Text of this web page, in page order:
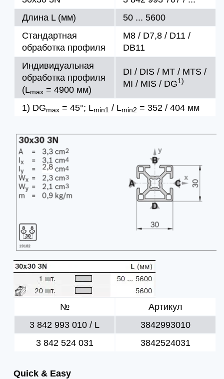
Длина L (мм)
50 ... 5600
Стандартная
обработка профиля
M8 / D7,8 / D11 /
DB11
Индивидуальная
обработка профиля
(Lmax = 4900 мм)
DI / DIS / MT / MTS /
MI / MIS / DG1)
1) DGmax = 45°; Lmin1 / Lmin2 = 352 / 404 мм
№
Артикул
3 842 993 010 / L
3842993010
3 842 524 031
3842524031
Quick & Easy